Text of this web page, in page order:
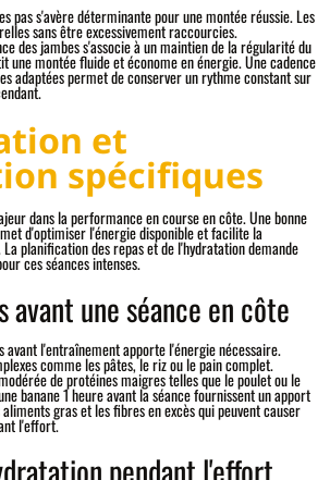
pas s'avère déterminante pour une montée réussie. Les
sans être excessivement raccourcies.
des jambes s'associe à un maintien de la régularité du
une montée fluide et économe en énergie. Une cadence
adaptées permet de conserver un rythme constant sur
et
spécifiques
dans la performance en course en côte. Une bonne
d'optimiser l'énergie disponible et facilite la
planification des repas et de l'hydratation demande
ces séances intenses.
avant une séance en côte
avant l'entraînement apporte l'énergie nécessaire.
comme les pâtes, le riz ou le pain complet.
de protéines maigres telles que le poulet ou le
banane 1 heure avant la séance fournissent un apport
gras et les fibres en excès qui peuvent causer
l'effort.